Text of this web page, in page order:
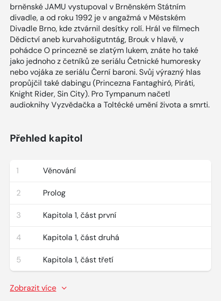
brněnské JAMU vystupoval v Brněnském Státním
divadle, a od roku 1992 je v angažmá v Městském
Divadle Brno, kde ztvárnil desítky rolí. Hrál ve filmech
Dědictví aneb kurvahošigutntág, Brouk v hlavě, v
pohádce O princezně se zlatým lukem, znáte ho také
jako jednoho z četníků ze seriálu Četnické humoresky
nebo vojáka ze seriálu Černí baroni. Svůj výrazný hlas
propůjčil také dabingu (Princezna Fantaghiró, Piráti,
Knight Rider, Sin City). Pro Tympanum načetl
audioknihy Vyzvědačka a Toltécké umění života a smrti.
Přehled kapitol
1 Věnování
2 Prolog
3 Kapitola 1, část první
4 Kapitola 1, část druhá
5 Kapitola 1, část třetí
Zobrazit více